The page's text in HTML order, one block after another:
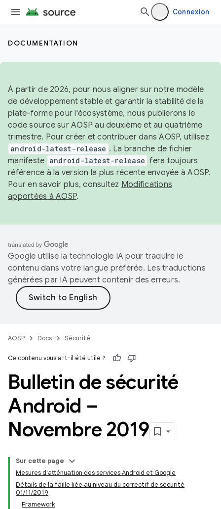
Connexion
DOCUMENTATION
À partir de 2026, pour nous aligner sur notre modèle
de développement stable et garantir la stabilité de la
plate-forme pour l'écosystème, nous publierons le
code source sur AOSP au deuxième et au quatrième
trimestre. Pour créer et contribuer dans AOSP, utilisez
android-latest-release . La branche de fichier
manifeste android-latest-release fera toujours
référence à la version la plus récente envoyée à AOSP.
Pour en savoir plus, consultez Modifications
apportées à AOSP.
Google utilise la technologie IA pour traduire le
contenu dans votre langue préférée. Les traductions
générées par IA peuvent contenir des erreurs.
AOSP Docs Sécurité
Ce contenu vous a-t-il été utile ?
Bulletin de sécurité
Android –
Novembre 2019
Sur cette page
Mesures d'atténuation des services Android et Google
Détails de la faille liée au niveau du correctif de sécurité
01/11/2019
Framework